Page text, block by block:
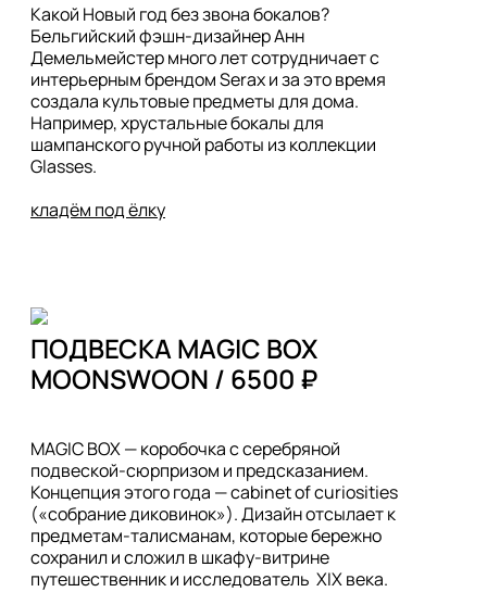
Какой Новый год без звона бокалов?
Бельгийский фэшн-дизайнер Анн
Демельмейстер много лет сотрудничает с
интерьерным брендом Serax и за это время
создала культовые предметы для дома.
Например, хрустальные бокалы для
шампанского ручной работы из коллекции
Glasses.
кладём под ёлку
ПОДВЕСКА MAGIC BOX
MOONSWOON / 6500 ₽
MAGIC BOX — коробочка с серебряной
подвеской-сюрпризом и предсказанием.
Концепция этого года — cabinet of curiosities
(«собрание диковинок»). Дизайн отсылает к
предметам-талисманам, которые бережно
сохранил и сложил в шкафу-витрине
путешественник и исследователь  XIX века.